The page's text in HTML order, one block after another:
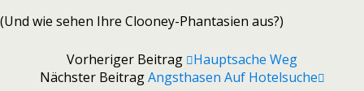
(Und wie sehen Ihre Clooney-Phantasien aus?)
Vorheriger Beitrag
Hauptsache Weg
Nächster BeitragAngsthasen Auf Hotelsuche